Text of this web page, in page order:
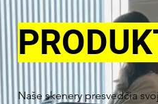
Naše skenery presvedčia